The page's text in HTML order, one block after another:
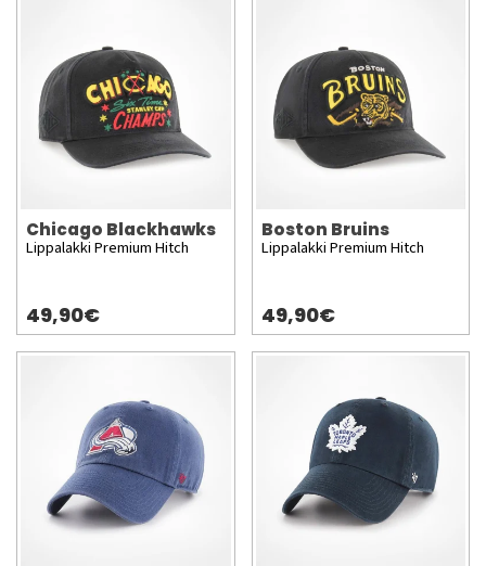
Chicago Blackhawks
Lippalakki Premium Hitch
49,90€
Boston Bruins
Lippalakki Premium Hitch
49,90€